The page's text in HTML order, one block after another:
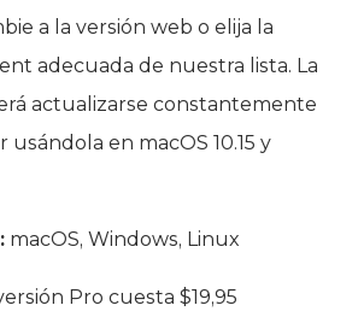
a la versión web o elija la
adecuada de nuestra lista. La
actualizarse constantemente
en macOS 10.15 y
macOS, Windows, Linux
Pro cuesta $19,95